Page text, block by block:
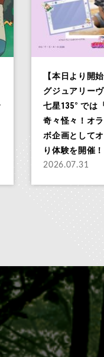
【本日より開
グジュアリーヴ
七星135° では
奇々怪々！オ
ボ企画として
り体験を開催！
2026.07.31